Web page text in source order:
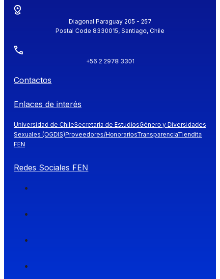
Diagonal Paraguay 205 - 257
Postal Code 8330015, Santiago, Chile
+56 2 2978 3301
Contactos
Enlaces de interés
Universidad de ChileSecretaría de EstudiosGénero y Diversidades
Sexuales (OGDIS)Proveedores/HonorariosTransparenciaTiendita
FEN
Redes Sociales FEN